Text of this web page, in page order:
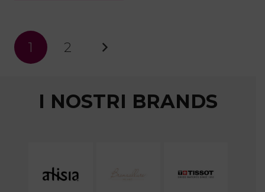
1 2
I NOSTRI BRANDS